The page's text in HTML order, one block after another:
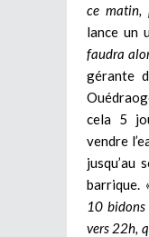
ce matin,
lance un
faudra
gérante
cela 5
vendre
jusqu’au
barrique.
10 bidons
vers 22h,